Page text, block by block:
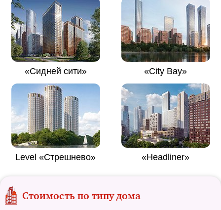
«Сидней сити» «City Bay»
Level «Стрешнево» «Headliner»
Стоимость по типу дома